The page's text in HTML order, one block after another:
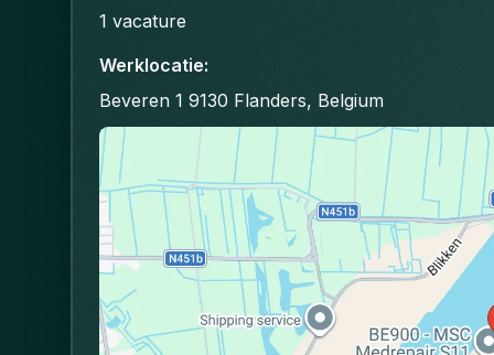
1 vacature
Werklocatie:
Beveren 1 9130 Flanders, Belgium